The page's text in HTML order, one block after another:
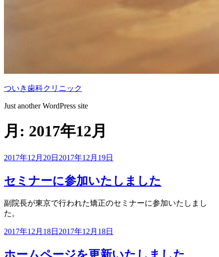
ついき歯科クリニック
Just another WordPress site
月: 2017年12月
投
日:
2017年12月20日 2017年12月19日
セミナーに参加いたしました
副院長が東京で行われた矯正のセミナーに参加いたしまし
た。
投
日:
2017年12月18日 2017年12月18日
ホームページを更新いたしました